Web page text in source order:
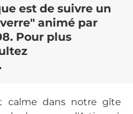
est de suivre un
animé par
Pour plus
calme dans notre gîte